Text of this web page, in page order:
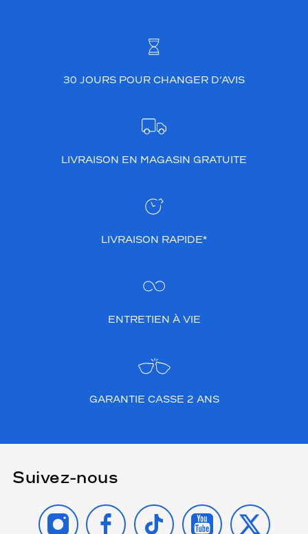
30 JOURS POUR CHANGER D’AVIS
LIVRAISON EN MAGASIN GRATUITE
LIVRAISON RAPIDE*
ENTRETIEN À VIE
GARANTIE CASSE 2 ANS
Suivez-nous
INSTAGRAMFACEBOOK
TIKTOK YOUTUBE
X